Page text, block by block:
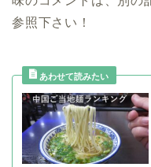
参照下さい！